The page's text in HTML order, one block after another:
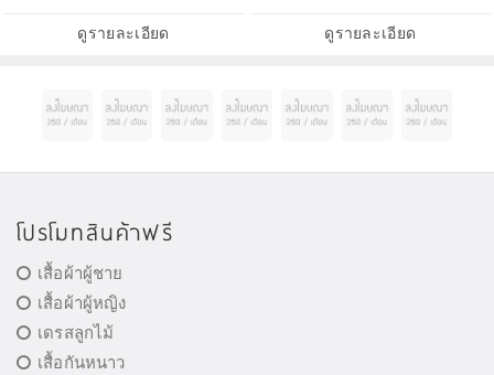
แก้มดูสวยใสตลอดทั้งวัน ด้วยเนื้อฝุ่น
ทีเนียนละมุนดุจแพ
ดูรายละเอียด
เท็กซ์เจอร์ ตอบโจทย์ทุกรูปแบบของ
การแต่งหน้าอย่างไร้ขีดจำกั
ดูรายละเอียด
โปรโมทสินค้าฟรี
เสื้อผ้าผู้ชาย
เสื้อผ้าผู้หญิง
เดรสลูกไม้
เสื้อกันหนาว